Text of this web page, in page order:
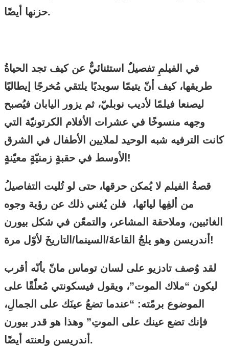
حزنها أيضًا.
في الفيلمِ تفصيلٌ استثنائيٌّ عن كيف تجد الحياةُ
طريقها، كيف أنّ يتيمًا سويديًا يلتقي مُخرجًا إيطاليًا
ليصنعا فيلمًا لأديب نوبليّ، ثم يزور اليابان فيُصبح
وجهه منسوخًا في عشرات الأفلام الكرتونيّة التي
كانت الترفيه شبه الوحيد لملايين الأطفال في الشرق
الأوسط في حقبةٍ زمنيّةٍ معيّنةٍ!
قصةُ الفيلم لا يُمكن حرقها، حتى لو تُليت التفاصيلُ
من ألفِها ليائها، فلن يُغني ذلك عن رؤية وجوه
الغائبين، وملاحقة المشاعر، والتمعّن في شكل بيورن
أندريسن وهو يلجُ القاعةَ/السينما/التاريخَ لأوّل مرة!
لقد وُصف تادزيو على لسان توماس مانّ بأنّه أقرب
ليكون “ملاك الموت”، ويقول فيسكونتي مُعلّقًا على
الموضوع برمّته: “عندما تضعُ عينَك على الجمالِ،
فإنك تضع عينك على الموتِ” وهذا هو قدر بيورن
أندريسن ولعنته أيضًا.